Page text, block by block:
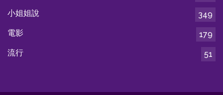
小姐姐說
349
電影
179
流行
51